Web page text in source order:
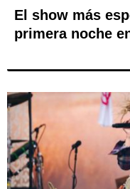
El show más
primera noche